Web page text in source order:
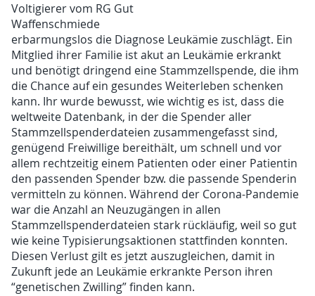
Voltigierer vom RG Gut
Waffenschmiede
erbarmungslos die Diagnose Leukämie zuschlägt. Ein
Mitglied ihrer Familie ist akut an Leukämie erkrankt
und benötigt dringend eine Stammzellspende, die ihm
die Chance auf ein gesundes Weiterleben schenken
kann. Ihr wurde bewusst, wie wichtig es ist, dass die
weltweite Datenbank, in der die Spender aller
Stammzellspenderdateien zusammengefasst sind,
genügend Freiwillige bereithält, um schnell und vor
allem rechtzeitig einem Patienten oder einer Patientin
den passenden Spender bzw. die passende Spenderin
vermitteln zu können. Während der Corona-Pandemie
war die Anzahl an Neuzugängen in allen
Stammzellspenderdateien stark rückläufig, weil so gut
wie keine Typisierungsaktionen stattfinden konnten.
Diesen Verlust gilt es jetzt auszugleichen, damit in
Zukunft jede an Leukämie erkrankte Person ihren
“genetischen Zwilling” finden kann.